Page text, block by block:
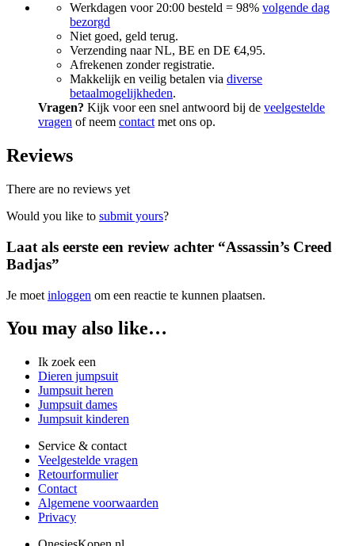
Werkdagen voor 20:00 besteld = 98% volgende dag
bezorgd
Niet goed, geld terug.
Verzending naar NL, BE en DE €4,95.
Afrekenen zonder registratie.
Makkelijk en veilig betalen via diverse
betaalmogelijkheden.
Vragen? Kijk voor een snel antwoord bij de veelgestelde
vragen of neem contact met ons op.
Reviews
There are no reviews yet
Would you like to submit yours?
Laat als eerste een review achter “Assassin’s Creed
Badjas”
Je moet inloggen om een reactie te kunnen plaatsen.
You may also like…
Ik zoek een
Dieren jumpsuit
Jumpsuit heren
Jumpsuit dames
Jumpsuit kinderen
Service & contact
Veelgestelde vragen
Retourformulier
Contact
Algemene voorwaarden
Privacy